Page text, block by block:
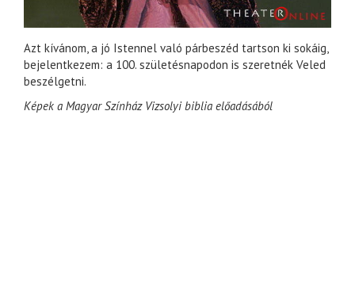
Azt kívánom, a jó Istennel való párbeszéd tartson ki sokáig,
bejelentkezem: a 100. születésnapodon is szeretnék Veled
beszélgetni.
Képek a Magyar Színház Vizsolyi biblia előadásából